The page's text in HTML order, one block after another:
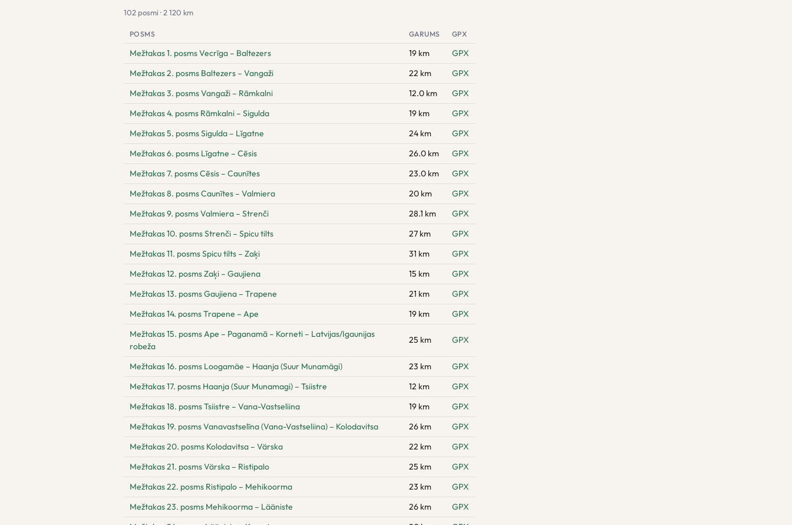
102 posmi · 2 120 km
POSMS GARUMS GPX
Mežtakas 1. posms Vecrīga – Baltezers 19 km
GPX
Mežtakas 2. posms Baltezers – Vangaži
22 km
GPX
Mežtakas 3. posms Vangaži – Rāmkalni
12.0 km
GPX
Mežtakas 4. posms Rāmkalni – Sigulda
19 km
GPX
Mežtakas 5. posms Sigulda – Līgatne
24 km
GPX
Mežtakas 6. posms Līgatne – Cēsis
26.0 km
GPX
Mežtakas 7. posms Cēsis – Caunītes
23.0 km
GPX
Mežtakas 8. posms Caunītes – Valmiera
20 km
GPX
Mežtakas 9. posms Valmiera – Strenči
28.1 km
GPX
Mežtakas 10. posms Strenči – Spicu tilts
27 km
GPX
Mežtakas 11. posms Spicu tilts – Zaķi
31 km
GPX
Mežtakas 12. posms Zaķi – Gaujiena
15 km
GPX
Mežtakas 13. posms Gaujiena – Trapene
21 km
GPX
Mežtakas 14. posms Trapene – Ape
19 km
GPX
Mežtakas 15. posms Ape – Paganamā – Korneti – Latvijas/Igaunijas
robeža
25 km GPX
Mežtakas 16. posms Loogamäe – Haanja (Suur Munamägi) 23 km
GPX
Mežtakas 17. posms Haanja (Suur Munamagi) – Tsiistre
12 km
GPX
Mežtakas 18. posms Tsiistre – Vana-Vastseliina
19 km
GPX
Mežtakas 19. posms Vanavastselīna (Vana-Vastseliina) – Kolodavitsa
26 km
GPX
Mežtakas 20. posms Kolodavitsa – Värska
22 km
GPX
Mežtakas 21. posms Värska – Ristipalo
25 km
GPX
Mežtakas 22. posms Ristipalo – Mehikoorma
23 km
GPX
Mežtakas 23. posms Mehikoorma – Lääniste
26 km
GPX